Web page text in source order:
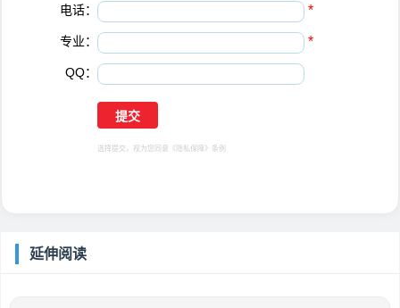
电话： *
专业： *
QQ：
选择提交，视为您同意 《隐私保障》 条例
延伸阅读